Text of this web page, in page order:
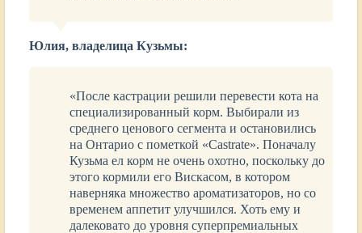
Юлия, владелица Кузьмы:
«После кастрации решили перевести кота на
специализированный корм. Выбирали из
среднего ценового сегмента и остановились
на Онтарио с пометкой «Castrate». Поначалу
Кузьма ел корм не очень охотно, поскольку до
этого кормили его Вискасом, в котором
наверняка множество ароматизаторов, но со
временем аппетит улучшился. Хоть ему и
далековато до уровня суперпремиальных